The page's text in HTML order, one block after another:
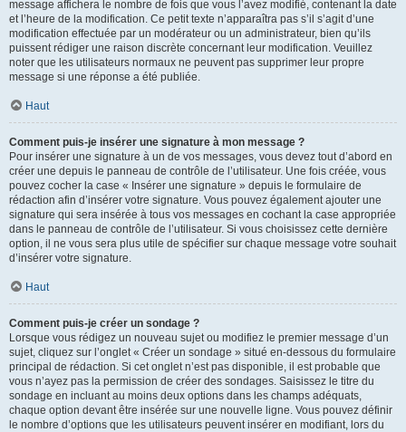
message affichera le nombre de fois que vous l’avez modifié, contenant la date
et l’heure de la modification. Ce petit texte n’apparaîtra pas s’il s’agit d’une
modification effectuée par un modérateur ou un administrateur, bien qu’ils
puissent rédiger une raison discrète concernant leur modification. Veuillez
noter que les utilisateurs normaux ne peuvent pas supprimer leur propre
message si une réponse a été publiée.
Haut
Comment puis-je insérer une signature à mon message ?
Pour insérer une signature à un de vos messages, vous devez tout d’abord en
créer une depuis le panneau de contrôle de l’utilisateur. Une fois créée, vous
pouvez cocher la case « Insérer une signature » depuis le formulaire de
rédaction afin d’insérer votre signature. Vous pouvez également ajouter une
signature qui sera insérée à tous vos messages en cochant la case appropriée
dans le panneau de contrôle de l’utilisateur. Si vous choisissez cette dernière
option, il ne vous sera plus utile de spécifier sur chaque message votre souhait
d’insérer votre signature.
Haut
Comment puis-je créer un sondage ?
Lorsque vous rédigez un nouveau sujet ou modifiez le premier message d’un
sujet, cliquez sur l’onglet « Créer un sondage » situé en-dessous du formulaire
principal de rédaction. Si cet onglet n’est pas disponible, il est probable que
vous n’ayez pas la permission de créer des sondages. Saisissez le titre du
sondage en incluant au moins deux options dans les champs adéquats,
chaque option devant être insérée sur une nouvelle ligne. Vous pouvez définir
le nombre d’options que les utilisateurs peuvent insérer en modifiant, lors du